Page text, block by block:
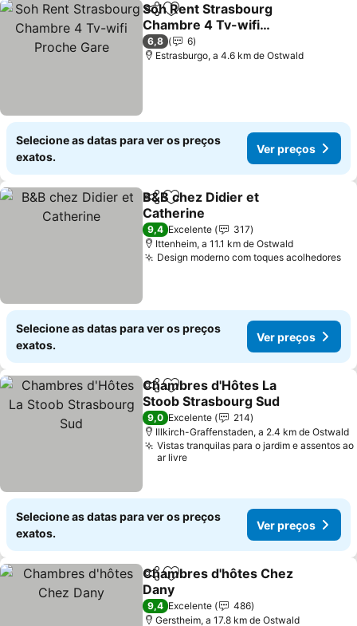
PartilharAdicionar aos favoritos
Soh Rent Strasbourg
Chambre 4 Tv-wifi
Proche Gare
6,8
6
Estrasburgo, a 4.6 km de Ostwald
Selecione as datas para ver os preços
exatos.
Ver preços
PartilharAdicionar aos favoritos
B&B chez Didier et
Catherine
9,4 Excelente
317
Ittenheim, a 11.1 km de Ostwald
Design moderno com toques acolhedores
Selecione as datas para ver os preços
exatos.
Ver preços
PartilharAdicionar aos favoritos
Chambres d'Hôtes La
Stoob Strasbourg Sud
9,0 Excelente
214
Illkirch-Graffenstaden, a 2.4 km de Ostwald
Vistas tranquilas para o jardim e assentos ao
ar livre
Selecione as datas para ver os preços
exatos.
Ver preços
PartilharAdicionar aos favoritos
Chambres d'hôtes Chez
Dany
9,4 Excelente
486
Gerstheim, a 17.8 km de Ostwald